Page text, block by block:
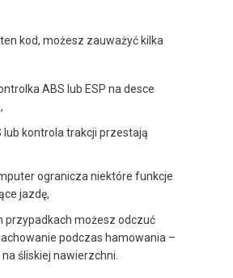
kod, możesz zauważyć kilka
ABS lub ESP na desce
lub kontrola trakcji przestają
ogranicza niektóre funkcje
jazdę,
przypadkach możesz odczuć
podczas hamowania –
śliskiej nawierzchni.